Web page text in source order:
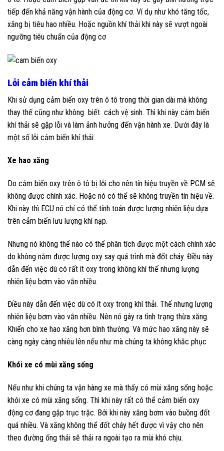
tiếp đến khả năng vận hành của động cơ. Ví dụ như khó tăng tốc,
xăng bị tiêu hao nhiều. Hoặc nguồn khí thải khi này sẽ vượt ngoài
ngưỡng tiêu chuẩn của động cơ
Lỗi cảm biến khí thải
Khi sử dụng cảm biến oxy trên ô tô trong thời gian dài mà không
thay thế cũng như không biết cách vệ sinh. Thì khi này cảm biến
khí thải sẽ gặp lỗi và làm ảnh hưởng đến vận hành xe. Dưới đây là
một số lỗi cảm biến khí thải:
Xe hao xăng
Do cảm biến oxy trên ô tô bị lỗi cho nên tín hiệu truyền về PCM sẽ
không được chính xác. Hoặc nó có thể sẽ không truyền tín hiệu về.
Khi này thì ECU nó chỉ có thể tính toán được lượng nhiên liệu dựa
trên cảm biến lưu lượng khí nạp.
Nhưng nó không thể nào có thể phân tích được một cách chính xác
do không nắm được lượng oxy say quá trình mà đốt cháy. Điều này
dẫn đến việc dù có rất ít oxy trong không khí thế nhưng lượng
nhiên liệu bơm vào vẫn nhiều.
Điều này dẫn đến việc dù có ít oxy trong khí thải. Thế nhưng lượng
nhiên liệu bơm vào vẫn nhiều. Nên nó gây ra tình trạng thừa xăng.
Khiến cho xe hao xăng hơn bình thường. Và mức hao xăng này sẽ
càng ngày càng nhiêu lên nếu như mà chúng ta không khắc phục
Khói xe có mùi xăng sống
Nếu như khi chúng ta vận hàng xe mà thấy có mùi xăng sống hoặc
khói xe có mùi xăng sống. Thì khi này rất có thể cảm biến oxy
động cơ đang gặp trục trặc. Bởi khi này xăng bơm vào buồng đốt
quá nhiều. Và xăng không thể đốt cháy hết được vì vậy cho nên
theo đường ống thải sẽ thải ra ngoài tạo ra mùi khó chịu.